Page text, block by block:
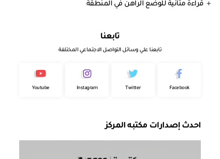
قراءة متأنية للوضع الراهن في المنطقة
تابعنا
تابعنا علي وسائل التواصل الاجتماعي المختلفة
Facebook
Twitter
Instagram
Youtube
احدث إصدارات مكتبه المركز